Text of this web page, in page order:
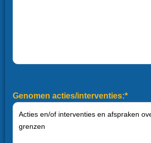
Genomen acties/interventies:*